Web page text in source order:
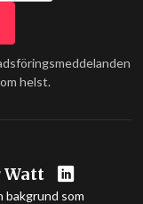
helst.
Watt
bakgrund som